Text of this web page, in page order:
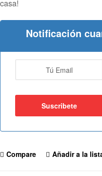
casa!
Notificación
Compare Añadir a la